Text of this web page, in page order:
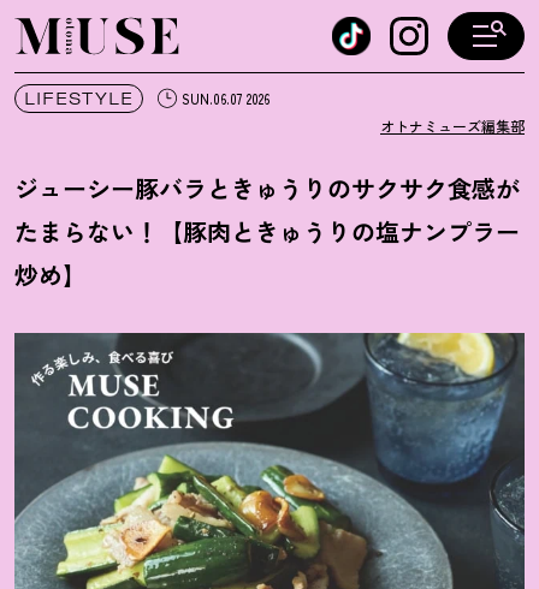
オトナミューズ ウェブ
LIFESTYLE SUN.06.07 2026
オトナミューズ編集部
ジューシー豚バラときゅうりのサクサク食感が
たまらない ！
【豚肉ときゅうりの塩ナンプラー
炒め】